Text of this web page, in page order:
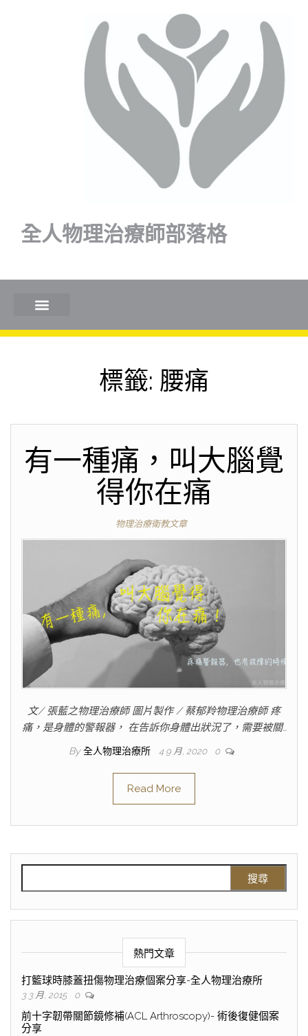
全人物理治療師部落格
標籤: 腰痛
有一種痛，叫大腦覺
得你在痛
物理治療衛教文章
文/ 張藍之物理治療師 圖片製作 / 蔡郁羚物理治療師 疼
痛，是身體的警報器， 在告訴你身體出狀況了，需要被關…
By 全人物理治療所 4 9 月, 2020 0
Read More
熱門文章
打籃球時膝蓋扭傷物理治療個案分享-全人物理治療所
3 3 月, 2015 0
前十字韌帶關節鏡修補(ACL Arthroscopy)- 術後復健個案
分享